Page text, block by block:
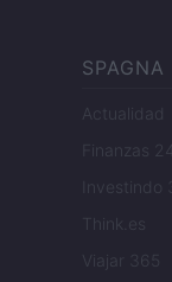
Actualidad
Finanzas 24
Investindo
Think.es
Viajar 365